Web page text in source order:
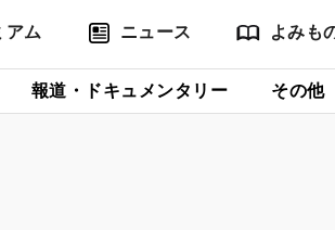
アム ニュース よみも
報道・ドキュメンタリー その他